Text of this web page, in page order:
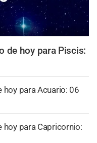
de hoy para Piscis:
hoy para Acuario: 06
hoy para Capricornio: